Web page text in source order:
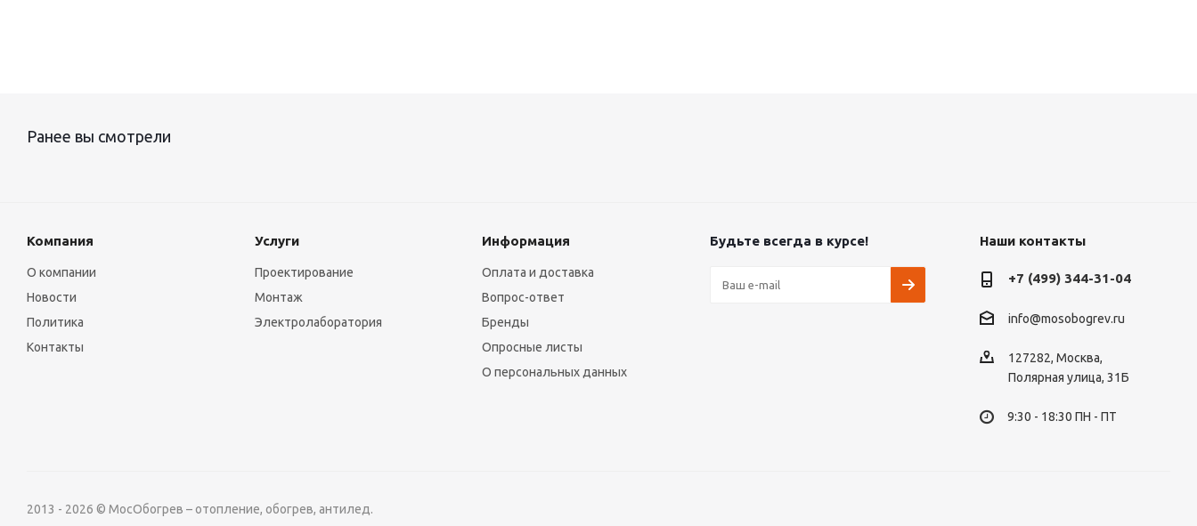
Ранее вы смотрели
Компания
О компании
Новости
Политика
Контакты
Услуги
Проектирование
Монтаж
Электролаборатория
Информация
Оплата и доставка
Вопрос-ответ
Бренды
Опросные листы
О персональных данных
Будьте всегда в курсе! Наши контакты
+7 (499) 344-31-04
info@mosobogrev.ru
127282, Москва,
Полярная улица, 31Б
9:30 - 18:30 ПН - ПТ
2013 - 2026 © МосОбогрев – отопление, обогрев, антилед.